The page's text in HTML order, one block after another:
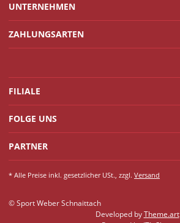
UNTERNEHMEN
ZAHLUNGSARTEN
FILIALE
FOLGE UNS
PARTNER
* Alle Preise inkl. gesetzlicher USt., zzgl. Versand
© Sport Weber Schnaittach
Developed byTheme.art